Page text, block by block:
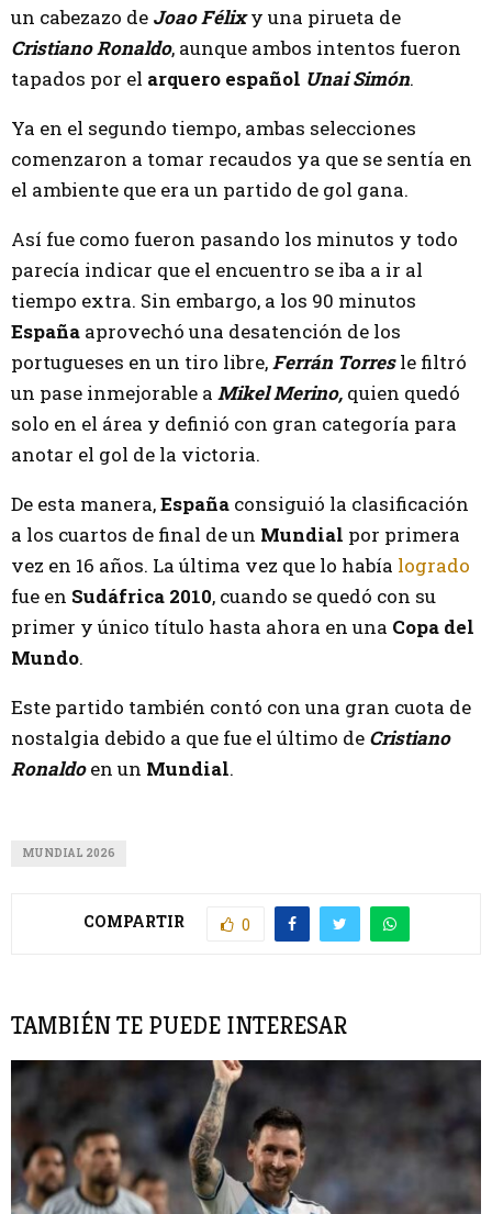
un cabezazo de Joao Félixy una pirueta de
Cristiano Ronaldo, aunque ambos intentos fueron
tapados por el arquero español Unai Simón.
Ya en el segundo tiempo, ambas selecciones
comenzaron a tomar recaudos ya que se sentía en
el ambiente que era un partido de gol gana.
Así fue como fueron pasando los minutos y todo
parecía indicar que el encuentro se iba a ir al
tiempo extra. Sin embargo, a los 90 minutos
España aprovechó una desatención de los
portugueses en un tiro libre,Ferrán Torresle filtró
un pase inmejorable a Mikel Merino, quien quedó
solo en el área y definió con gran categoría para
anotar el gol de la victoria.
De esta manera,España consiguió la clasificación
a los cuartos de final de un Mundial por primera
vez en 16 años. La última vez que lo había logrado
fue en Sudáfrica 2010, cuando se quedó con su
primer y único título hasta ahora en una Copa del
Mundo.
Este partido también contó con una gran cuota de
nostalgia debido a que fue el último de Cristiano
Ronaldoen un Mundial.
MUNDIAL 2026
COMPARTIR 0
TAMBIÉN TE PUEDE INTERESAR